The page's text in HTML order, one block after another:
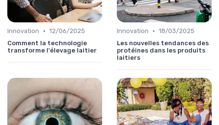
Innovation • 12/06/2025
Comment la technologie
transforme l'élevage laitier
Innovation • 18/03/2025
Les nouvelles tendances des
protéines dans les produits
laitiers